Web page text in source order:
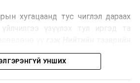
шатаах технологийг лагийн
байна.
хугацаанд тус чиглэл дараах
үзүүлэх тул иргэд та
УНШИХ